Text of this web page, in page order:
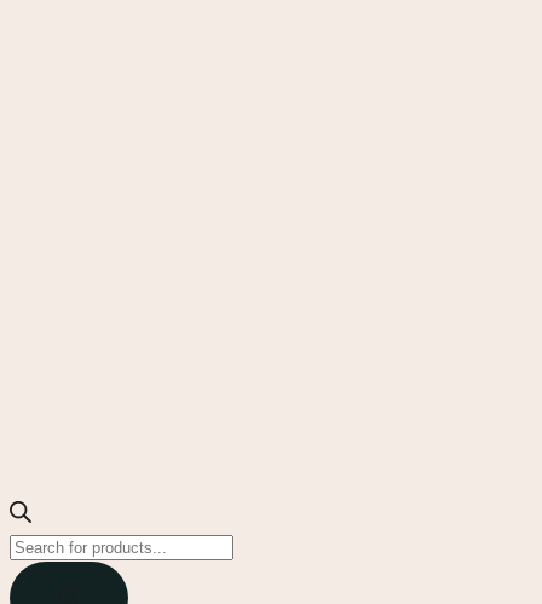
Products
search